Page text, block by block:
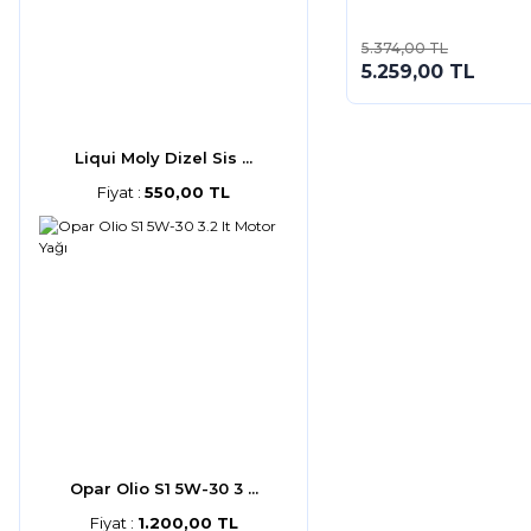
Liqui Moly Dizel Sis ...
Fiyat : 550,00 TL
Opar Olio S1 5W-30 3 ...
Fiyat : 1.200,00 TL
5.374,00 TL
5.259,00 TL